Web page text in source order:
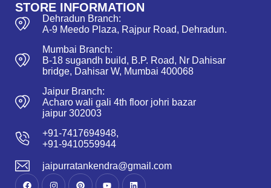
STORE INFORMATION
Dehradun Branch:
A-9 Meedo Plaza, Rajpur Road, Dehradun.
Mumbai Branch:
B-18 sugandh build, B.P. Road, Nr Dahisar
bridge, Dahisar W, Mumbai 400068
Jaipur Branch:
Acharo wali gali 4th floor johri bazar
jaipur 302003
+91-7417694948,
+91-9410559944
jaipurratankendra@gmail.com